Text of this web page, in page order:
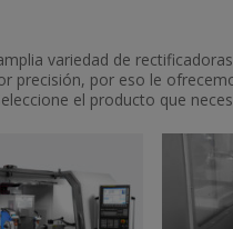
variedad de
precisión, por eso le
el producto que